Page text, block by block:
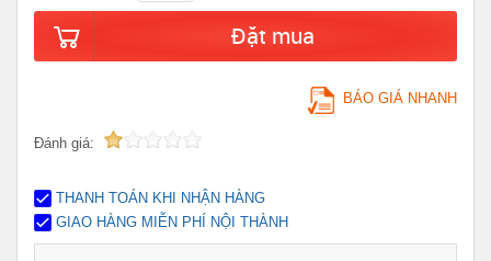
Đặt mua
BÁO GIÁ NHANH
Đánh giá:
THANH TOÁN KHI NHẬN HÀNG
GIAO HÀNG MIỄN PHÍ NỘI THÀNH